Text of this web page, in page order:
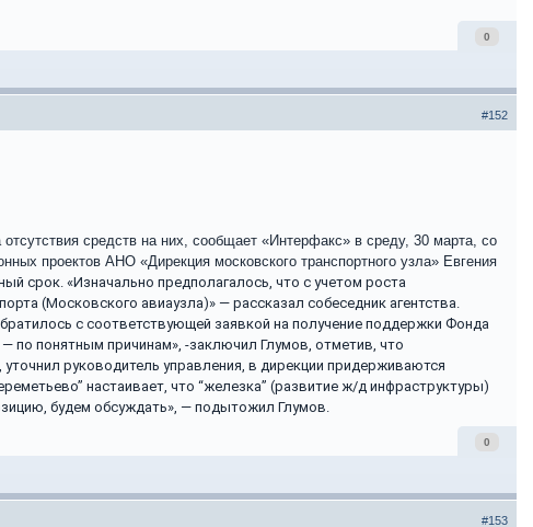
0
#152
средств на них, сообщает «Интерфакс» в среду, 30 марта, со
проектов АНО «Дирекция московского транспортного узла» Евгения
срок. «Изначально предполагалось, что с учетом роста
(Московского авиаузла)» — рассказал собеседник агентства.
с соответствующей заявкой на получение поддержки Фонда
по понятным причинам», -заключил Глумов, отметив, что
уточнил руководитель управления, в дирекции придерживаются
настаивает, что “железка” (развитие ж/д инфраструктуры)
будем обсуждать», — подытожил Глумов.
0
#153